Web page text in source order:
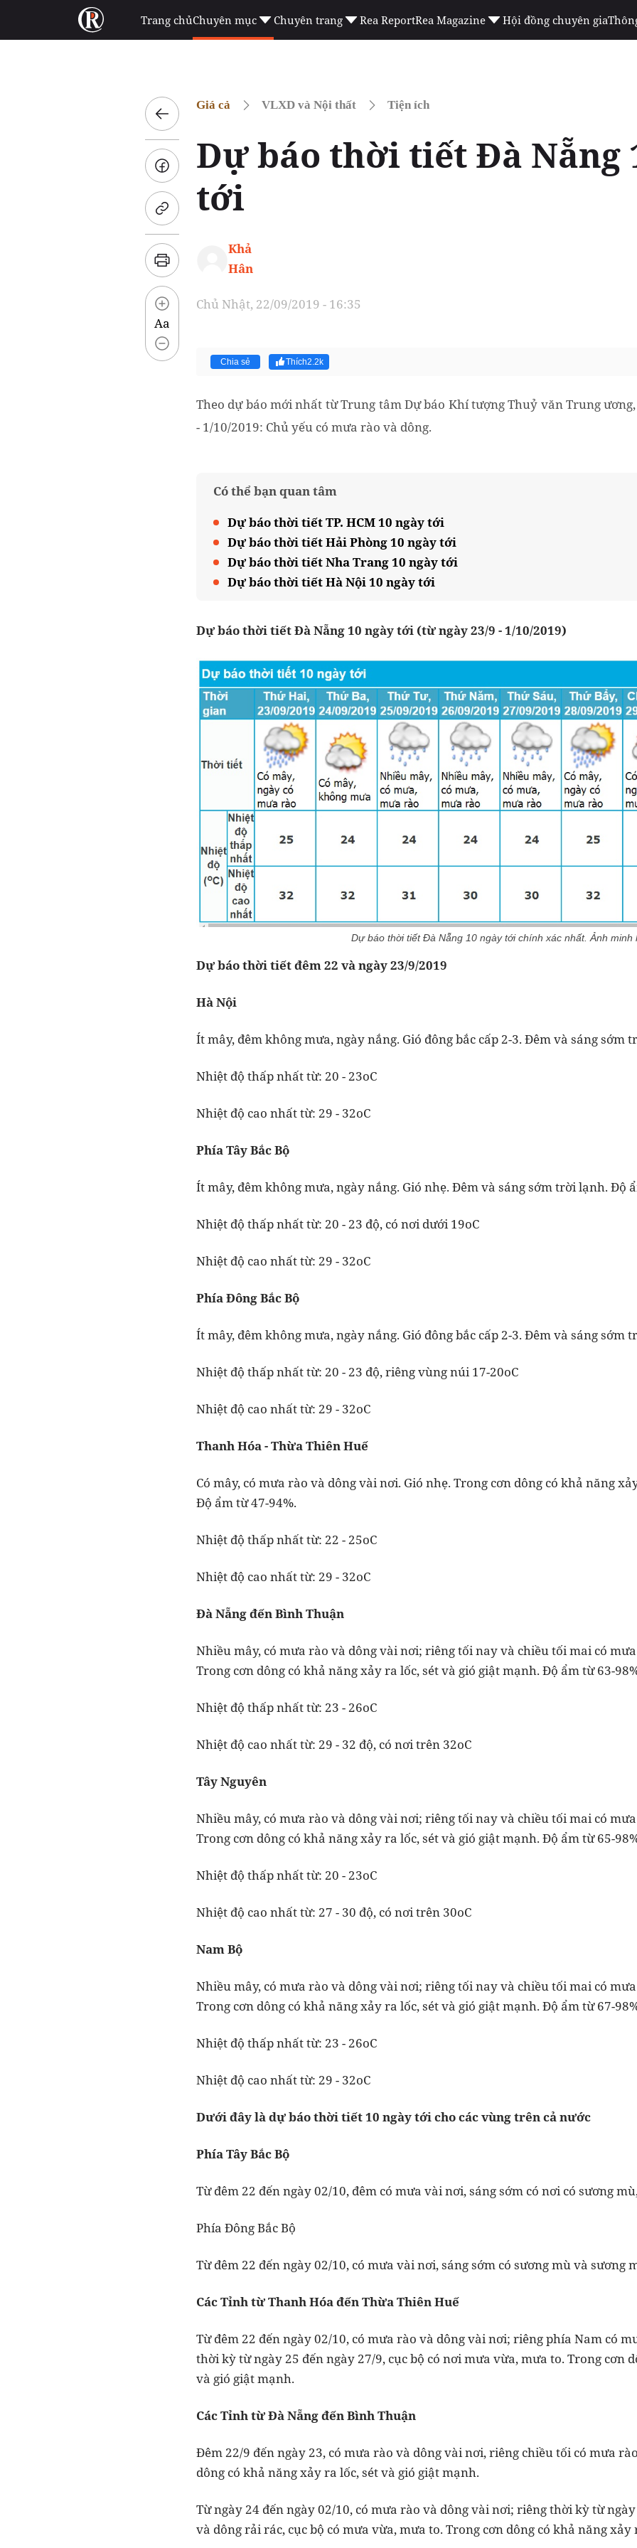
Trang chủChuyên mục Chuyên trang Rea ReportRea Magazine Hội đồng chuyên gia
Aa
Giá cả VLXD và Nội thất Tiện ích
Dự báo thời tiết Đà Nẵng
tới
Khả
Hân
Chủ Nhật, 22/09/2019 - 16:35
Chia sẻ Thích2.2k
Theo dự báo mới nhất từ Trung tâm Dự báo Khí tượng Thuỷ văn Trung
- 1/10/2019: Chủ yếu có mưa rào và dông.
Có thể bạn quan tâm
Dự báo thời tiết TP. HCM 10 ngày tới
Dự báo thời tiết Hải Phòng 10 ngày tới
Dự báo thời tiết Nha Trang 10 ngày tới
Dự báo thời tiết Hà Nội 10 ngày tới
Dự báo thời tiết Đà Nẵng 10 ngày tới (từ ngày 23/9 - 1/10/2019)
Dự báo thời tiết Đà Nẵng 10 ngày tới chính xác nhất. Ảnh minh
Dự báo thời tiết đêm 22 và ngày 23/9/2019
Hà Nội
Ít mây, đêm không mưa, ngày nắng. Gió đông bắc cấp 2-3. Đêm và sáng sớm
Nhiệt độ thấp nhất từ: 20 - 23oC
Nhiệt độ cao nhất từ: 29 - 32oC
Phía Tây Bắc Bộ
Ít mây, đêm không mưa, ngày nắng. Gió nhẹ. Đêm và sáng sớm trời lạnh. Độ
Nhiệt độ thấp nhất từ: 20 - 23 độ, có nơi dưới 19oC
Nhiệt độ cao nhất từ: 29 - 32oC
Phía Đông Bắc Bộ
Ít mây, đêm không mưa, ngày nắng. Gió đông bắc cấp 2-3. Đêm và sáng sớm
Nhiệt độ thấp nhất từ: 20 - 23 độ, riêng vùng núi 17-20oC
Nhiệt độ cao nhất từ: 29 - 32oC
Thanh Hóa - Thừa Thiên Huế
Có mây, có mưa rào và dông vài nơi. Gió nhẹ. Trong cơn dông có khả năng
Độ ẩm từ 47-94%.
Nhiệt độ thấp nhất từ: 22 - 25oC
Nhiệt độ cao nhất từ: 29 - 32oC
Đà Nẵng đến Bình Thuận
Nhiều mây, có mưa rào và dông vài nơi; riêng tối nay và chiều tối mai có
Trong cơn dông có khả năng xảy ra lốc, sét và gió giật mạnh. Độ ẩm từ 63-
Nhiệt độ thấp nhất từ: 23 - 26oC
Nhiệt độ cao nhất từ: 29 - 32 độ, có nơi trên 32oC
Tây Nguyên
Nhiều mây, có mưa rào và dông vài nơi; riêng tối nay và chiều tối mai có
Trong cơn dông có khả năng xảy ra lốc, sét và gió giật mạnh. Độ ẩm từ 65-
Nhiệt độ thấp nhất từ: 20 - 23oC
Nhiệt độ cao nhất từ: 27 - 30 độ, có nơi trên 30oC
Nam Bộ
Nhiều mây, có mưa rào và dông vài nơi; riêng tối nay và chiều tối mai có
Trong cơn dông có khả năng xảy ra lốc, sét và gió giật mạnh. Độ ẩm từ 67-
Nhiệt độ thấp nhất từ: 23 - 26oC
Nhiệt độ cao nhất từ: 29 - 32oC
Dưới đây là dự báo thời tiết 10 ngày tới cho các vùng trên cả nước
Phía Tây Bắc Bộ
Từ đêm 22 đến ngày 02/10, đêm có mưa vài nơi, sáng sớm có nơi có sương
Phía Đông Bắc Bộ
Từ đêm 22 đến ngày 02/10, có mưa vài nơi, sáng sớm có sương mù và sương
Các Tỉnh từ Thanh Hóa đến Thừa Thiên Huế
Từ đêm 22 đến ngày 02/10, có mưa rào và dông vài nơi; riêng phía Nam có
thời kỳ từ ngày 25 đến ngày 27/9, cục bộ có nơi mưa vừa, mưa to. Trong cơn
và gió giật mạnh.
Các Tỉnh từ Đà Nẵng đến Bình Thuận
Đêm 22/9 đến ngày 23, có mưa rào và dông vài nơi, riêng chiều tối có mưa
dông có khả năng xảy ra lốc, sét và gió giật mạnh.
Từ ngày 24 đến ngày 02/10, có mưa rào và dông vài nơi; riêng thời kỳ từ
và dông rải rác, cục bộ có mưa vừa, mưa to. Trong cơn dông có khả năng